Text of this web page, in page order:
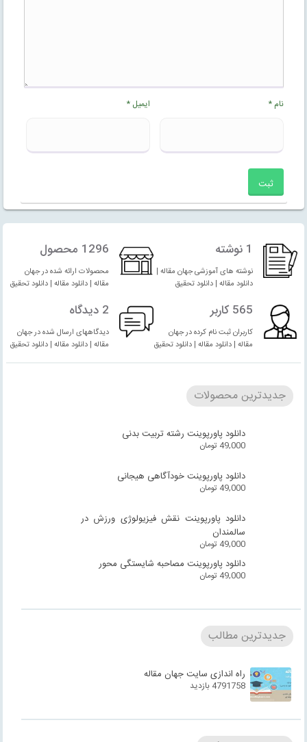
نام* ایمیل*
1 نوشته
نوشته های آموزشی جهان مقاله |
دانلود مقاله | دانلود تحقیق
1296 محصول
محصولات ارائه شده در جهان
مقاله | دانلود مقاله | دانلود تحقیق
565 کاربر
کاربران ثبت نام کرده در جهان
مقاله | دانلود مقاله | دانلود تحقیق
2 دیدگاه
دیدگاههای ارسال شده در جهان
مقاله | دانلود مقاله | دانلود تحقیق
جدیدترین محصولات
دانلود پاورپوینت رشته تربیت بدنی
49,000 تومان
دانلود پاورپوینت خودآگاهی هیجانی
49,000 تومان
دانلود پاورپوینت نقش فیزیولوژی ورزش در
سالمندان
49,000 تومان
دانلود پاورپوینت مصاحبه شایستگی محور
49,000 تومان
جدیدترین مطالب
راه اندازی سایت جهان مقاله
4791758 بازدید